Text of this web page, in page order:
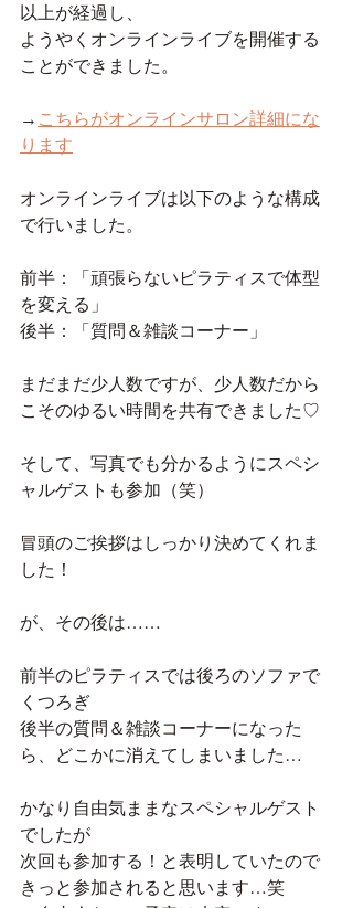
以上が経過し、
ようやくオンラインライブを開催する
ことができました。
→ こちらがオンラインサロン詳細にな
ります
オンラインライブは以下のような構成
で行いました。
前半：「頑張らないピラティスで体型
を変える」
後半：「質問＆雑談コーナー」
まだまだ少人数ですが、少人数だから
こそのゆるい時間を共有できました♡
そして、写真でも分かるようにスペシ
ャルゲストも参加（笑）
冒頭のご挨拶はしっかり決めてくれま
した！
が、その後は……
前半のピラティスでは後ろのソファで
くつろぎ
後半の質問＆雑談コーナーになった
ら、どこかに消えてしまいました…
かなり自由気ままなスペシャルゲスト
でしたが
次回も参加する！と表明していたので
きっと参加されると思います…笑